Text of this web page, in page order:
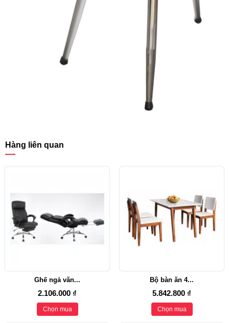
Hàng liên quan
Ghế ngả văn...
2.106.000 ₫
Chọn mua
Bộ bàn ăn 4...
5.842.800 ₫
Chọn mua